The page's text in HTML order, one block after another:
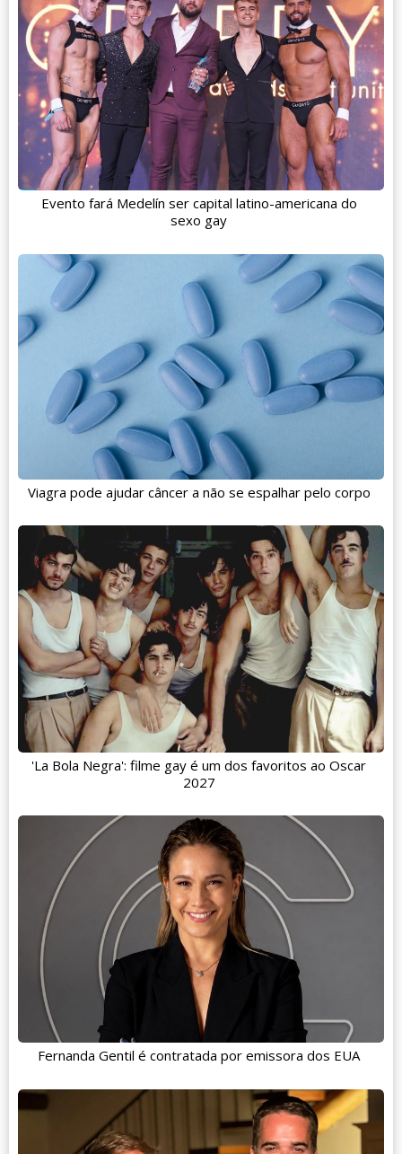
Evento fará Medelín ser capital latino-americana do
sexo gay
Viagra pode ajudar câncer a não se espalhar pelo corpo
'La Bola Negra': filme gay é um dos favoritos ao Oscar
2027
Fernanda Gentil é contratada por emissora dos EUA